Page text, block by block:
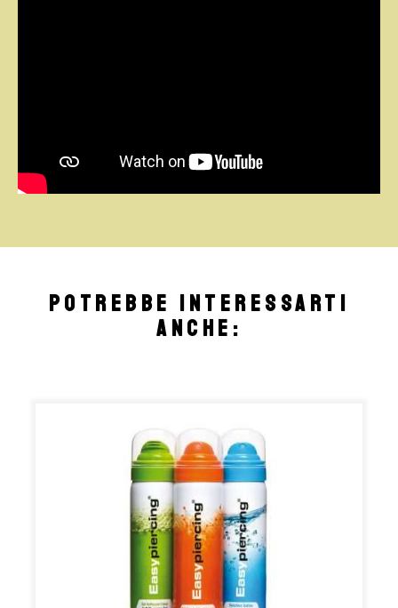
Potrebbe interessarti
anche: